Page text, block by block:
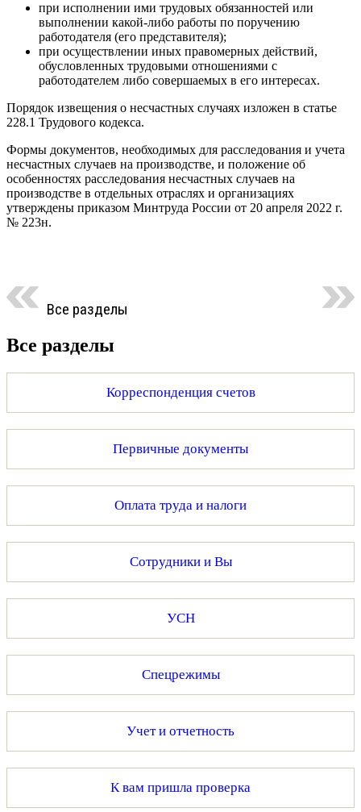
при исполнении ими трудовых обязанностей или
выполнении какой-либо работы по поручению
работодателя (его представителя);
при осуществлении иных правомерных действий,
обусловленных трудовыми отношениями с
работодателем либо совершаемых в его интересах.
Порядок извещения о несчастных случаях изложен в статье
228.1 Трудового кодекса.
Формы документов, необходимых для расследования и учета
несчастных случаев на производстве, и положение об
особенностях расследования несчастных случаев на
производстве в отдельных отраслях и организациях
утверждены приказом Минтруда России от 20 апреля 2022 г.
№ 223н.
Все разделы
Все разделы
Корреспонденция счетов
Первичные документы
Оплата труда и налоги
Сотрудники и Вы
УСН
Спецрежимы
Учет и отчетность
К вам пришла проверка